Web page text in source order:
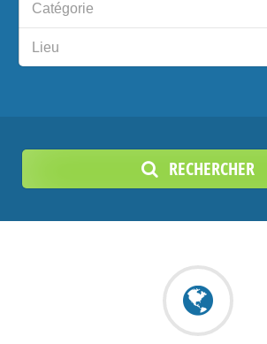
Catégorie
Lieu
RECHERCHER